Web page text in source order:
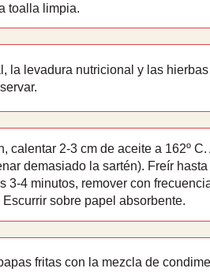
toalla limpia.
la levadura nutricional y las
calentar 2-3 cm de aceite a 162º
demasiado la sartén). Freír
3-4 minutos, remover con
sobre papel absorbente.
fritas con la mezcla de